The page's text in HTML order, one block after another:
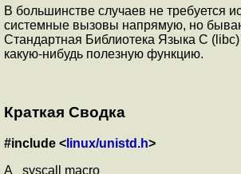
В большинстве случаев не требуется
системные вызовы напрямую, но
Стандартная Библиотека Языка C (libc)
какую-нибудь полезную функцию.
Краткая Сводка
#include < linux/unistd.h>
A _syscall macro